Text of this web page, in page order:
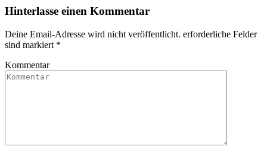
Hinterlasse einen Kommentar
Deine Email-Adresse wird nicht veröffentlicht. erforderliche Felder
sind markiert *
Kommentar